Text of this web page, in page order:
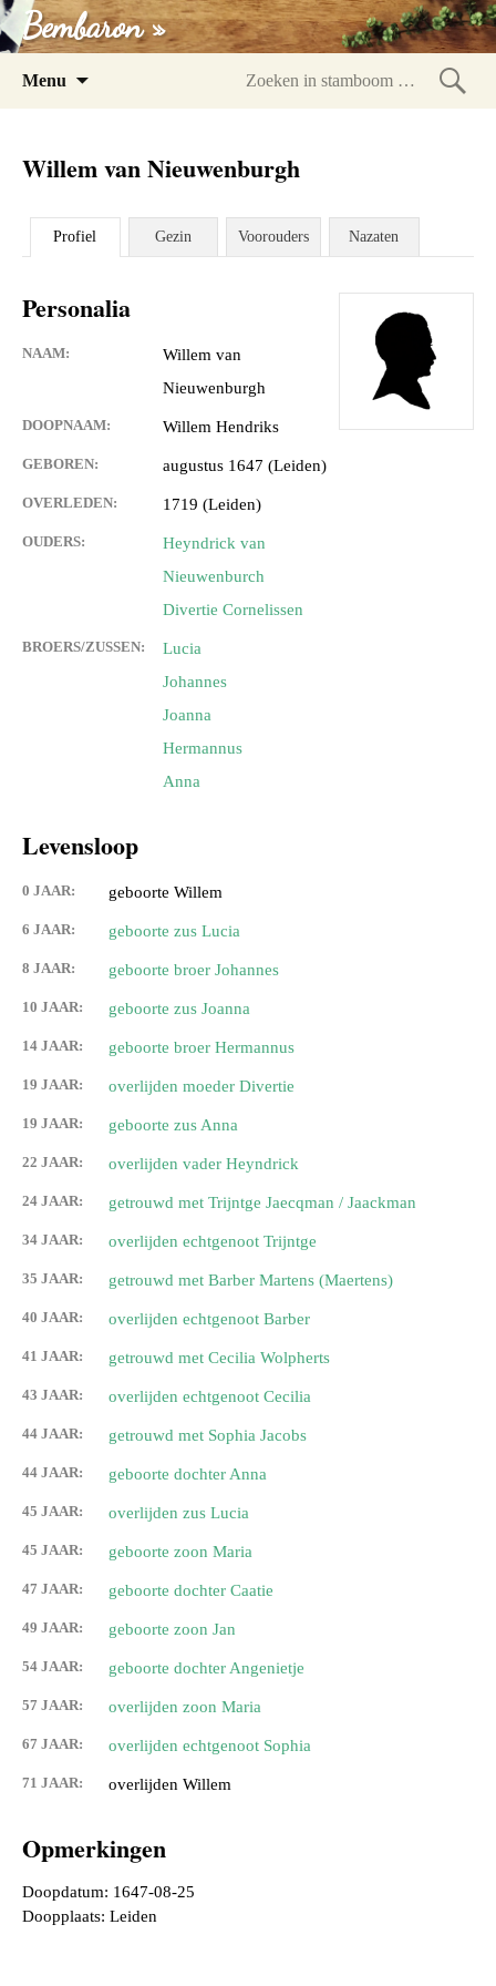
Bembaron »
Menu
Willem van Nieuwenburgh
Profiel Gezin Voorouders Nazaten
Personalia
NAAM:
Willem van
Nieuwenburgh
DOOPNAAM: Willem Hendriks
GEBOREN: augustus 1647 (Leiden)
OVERLEDEN: 1719 (Leiden)
OUDERS:
Heyndrick van
Nieuwenburch
Divertie Cornelissen
BROERS/ZUSSEN:
Lucia
Johannes
Joanna
Hermannus
Anna
Levensloop
0 JAAR: geboorte Willem
6 JAAR: geboorte zus Lucia
8 JAAR: geboorte broer Johannes
10 JAAR: geboorte zus Joanna
14 JAAR: geboorte broer Hermannus
19 JAAR: overlijden moeder Divertie
19 JAAR: geboorte zus Anna
22 JAAR: overlijden vader Heyndrick
24 JAAR: getrouwd met Trijntge Jaecqman / Jaackman
34 JAAR: overlijden echtgenoot Trijntge
35 JAAR: getrouwd met Barber Martens (Maertens)
40 JAAR: overlijden echtgenoot Barber
41 JAAR: getrouwd met Cecilia Wolpherts
43 JAAR: overlijden echtgenoot Cecilia
44 JAAR: getrouwd met Sophia Jacobs
44 JAAR: geboorte dochter Anna
45 JAAR: overlijden zus Lucia
45 JAAR: geboorte zoon Maria
47 JAAR: geboorte dochter Caatie
49 JAAR: geboorte zoon Jan
54 JAAR: geboorte dochter Angenietje
57 JAAR: overlijden zoon Maria
67 JAAR: overlijden echtgenoot Sophia
71 JAAR: overlijden Willem
Opmerkingen
Doopdatum: 1647-08-25
Doopplaats: Leiden